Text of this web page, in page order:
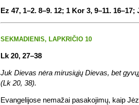
Ez 47, 1–2. 8–9. 12; 1 Kor 3, 9–11. 16–17;
SEKMADIENIS, LAPKRIČIO 10
Lk 20, 27–38
Juk Dievas nėra mirusiųjų Dievas, bet
(Lk 20, 38).
Evangelijose nemažai pasakojimų, kaip